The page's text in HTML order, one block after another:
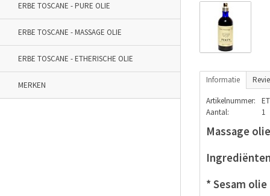
ERBE TOSCANE - PURE OLIE
ERBE TOSCANE - MASSAGE OLIE
ERBE TOSCANE - ETHERISCHE OLIE
MERKEN
Informatie
Artikelnummer:
Aantal:
1
Massage
* Sesam